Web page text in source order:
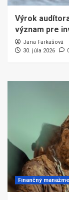
Výrok
význam pre
Jana Farkašová
30. júla 2026
Finančný